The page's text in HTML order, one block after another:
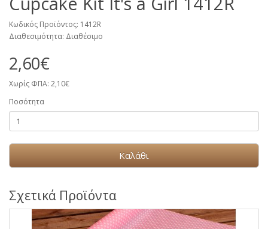
Κωδικός Προϊόντος: 1412R
Διαθεσιμότητα: Διαθέσιμο
2,60€
Χωρίς ΦΠΑ: 2,10€
Ποσότητα
Καλάθι
Σχετικά Προϊόντα